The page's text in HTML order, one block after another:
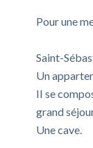
Pour une
Saint-
Un
Il se
grand
Une cave.